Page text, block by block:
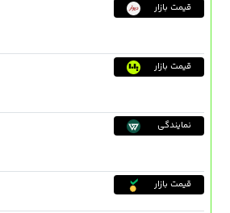
قیمت بازار
قیمت بازار
نمایندگی
قیمت بازار